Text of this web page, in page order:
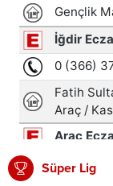
Süper Lig